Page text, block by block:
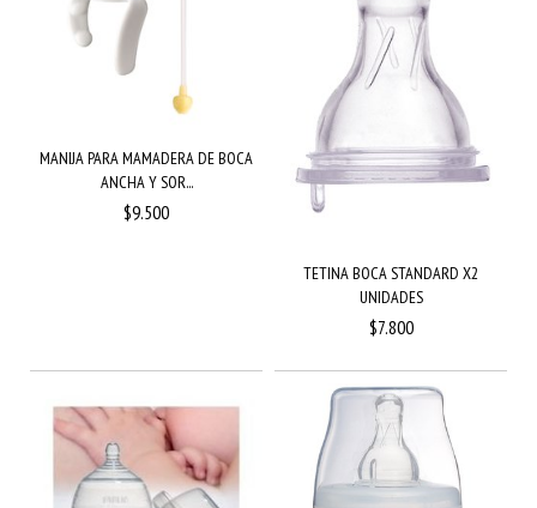
MANIJA PARA MAMADERA DE BOCA
ANCHA Y SOR...
$9.500
TETINA BOCA STANDARD X2
UNIDADES
$7.800